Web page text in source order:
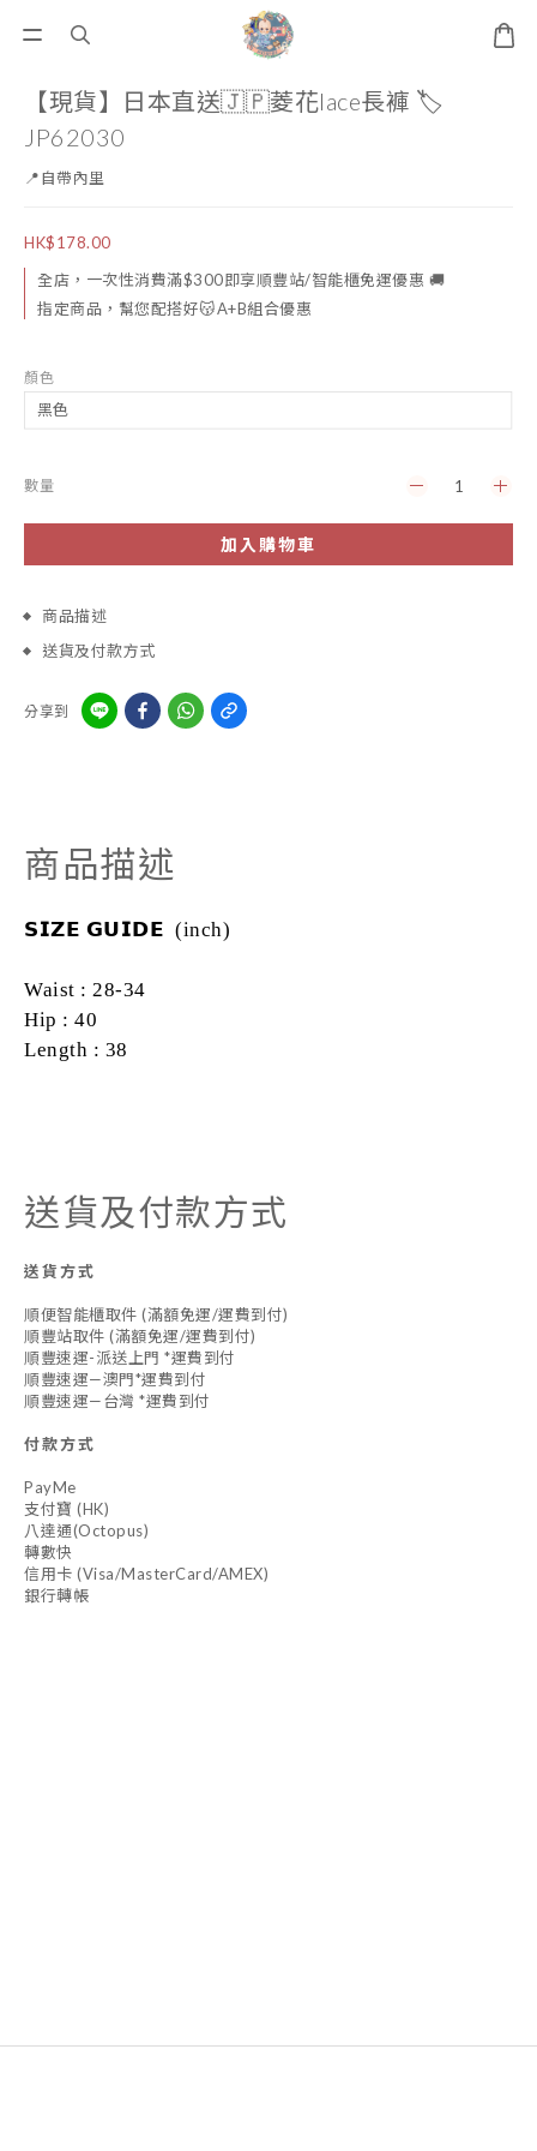
【現貨】日本直送🇯🇵菱花lace長褲 🏷️
JP62030
📍自帶內里
HK$178.00
全店，一次性消費滿$300即享順豐站/智能櫃免運優惠 🚚
指定商品，幫您配搭好😽A+B組合優惠
顏色
數量
加入購物車
商品描述
送貨及付款方式
分享到
商品描述
𝗦𝗜𝗭𝗘 𝗚𝗨𝗜𝗗𝗘 (inch)
Waist : 28-34
Hip : 40
Length : 38
送貨及付款方式
送貨方式
順便智能櫃取件 (滿額免運/運費到付)
順豐站取件 (滿額免運/運費到付)
順豐速運-派送上門 *運費到付
順豐速運—澳門*運費到付
順豐速運—台灣 *運費到付
付款方式
PayMe
支付寶 (HK)
八達通(Octopus)
轉數快
信用卡 (Visa/MasterCard/AMEX)
銀行轉帳